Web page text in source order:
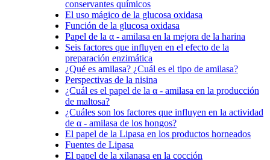
conservantes químicos
El uso mágico de la glucosa oxidasa
Función de la glucosa oxidasa
Papel de la α - amilasa en la mejora de la harina
Seis factores que influyen en el efecto de la
preparación enzimática
¿Qué es amilasa? ¿Cuál es el tipo de amilasa?
Perspectivas de la nisina
¿Cuál es el papel de la α - amilasa en la producción
de maltosa?
¿Cuáles son los factores que influyen en la actividad
de α - amilasa de los hongos?
El papel de la Lipasa en los productos horneados
Fuentes de Lipasa
El papel de la xilanasa en la cocción